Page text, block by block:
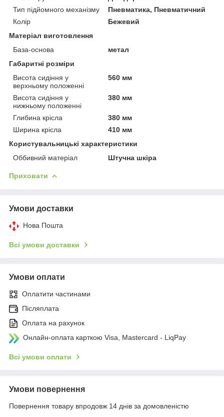
Тип підйомного механізму
Пневматика, Пневматичний
Колір
Бежевий
Матеріал виготовлення
База-основа
метал
Габаритні розміри
Висота сидіння у
верхньому положенні
560 мм
Висота сидіння у
нижньому положенні
380 мм
Глибина крісла
380 мм
Ширина крісла
410 мм
Користувальницькі характеристики
Оббивний матеріал
Штучна шкіра
Приховати
Умови доставки
Нова Пошта
Всі умови доставки
Умови оплати
Оплатити частинами
Післяплата
Оплата на рахунок
Онлайн-оплата карткою Visa, Mastercard - LiqPay
Всі умови оплати
Умови повернення
Повернення товару впродовж 14 днів за домовленістю